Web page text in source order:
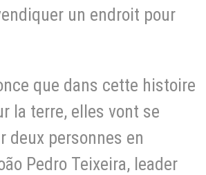
un endroit pour
que dans cette histoire
la terre, elles vont se
deux personnes en
Pedro Teixeira, leader